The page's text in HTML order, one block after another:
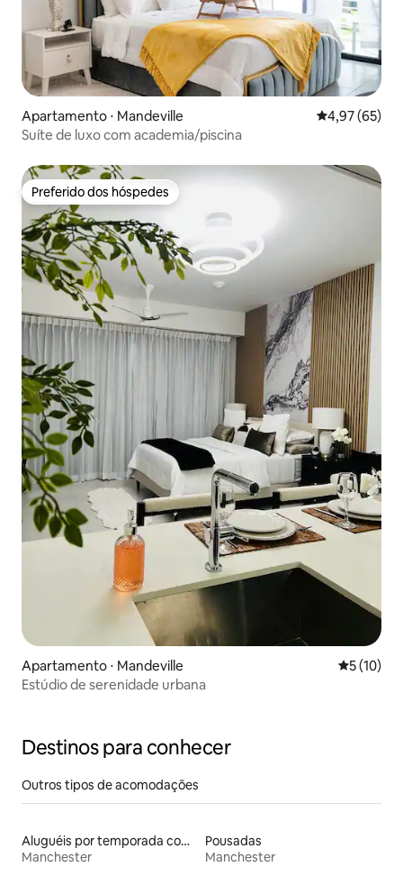
Apartamento ⋅ Mandeville 4,97 de uma
4,97 (65)
Suíte de luxo com academia/piscina
Preferido dos hóspedes
Preferido dos hóspedes
Apartamento ⋅ Mandeville 5 de uma
5 (10)
Estúdio de serenidade urbana
Destinos para conhecer
Outros tipos de acomodações
Aluguéis por temporada com suítes privativas
Manchester
Pousadas
Manchester